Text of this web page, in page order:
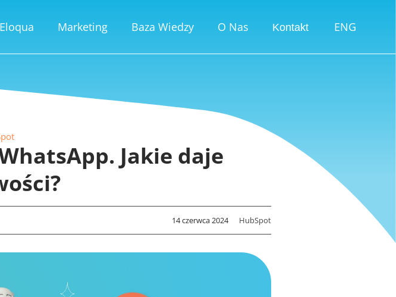
Eloqua Marketing Baza Wiedzy O Nas Kontakt ENG
Jakie daje
14 czerwca 2024 HubSpot